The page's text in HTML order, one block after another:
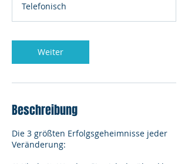
i
n
Telefonisch
Weiter
Beschreibung
Die 3 größten Erfolgsgeheimnisse jeder
Veränderung: